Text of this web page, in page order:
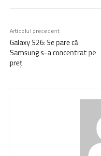
Articolul precedent
Galaxy S26: Se pare că
Samsung s-a concentrat pe
preț